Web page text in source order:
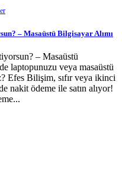
– Masaüstü Bilgisayar Alımı
– Masaüstü
laptopunuzu veya masaüstü
Efes Bilişim, sıfır veya ikinci
nakit ödeme ile satın alıyor!